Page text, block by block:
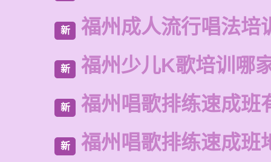
新 福州成人流行唱法培
新 福州少儿K歌培训哪
新 福州唱歌排练速成班
新 福州唱歌排练速成班